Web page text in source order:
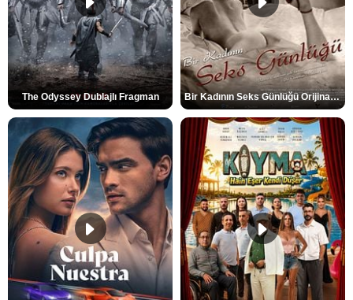
The Odyssey Dublajlı Fragman Bir Kadının Seks Günlüğü Orijinal Fragman